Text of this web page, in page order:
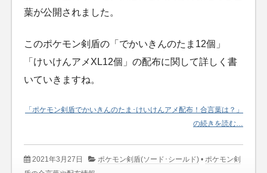
葉が公開されました。
このポケモン剣盾の「でかいきんのたま12個」
「けいけんアメXL12個」の配布に関して詳しく書
いていきますね。
「ポケモン剣盾でかいきんのたま･けいけんアメ配布！合言葉は？」
の続きを読む…
2021年3月27日 ポケモン剣盾(ソード･シールド) •ポケモン剣